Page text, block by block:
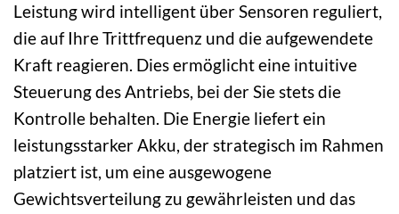
Leistung wird intelligent über Sensoren reguliert,
die auf Ihre Trittfrequenz und die aufgewendete
Kraft reagieren. Dies ermöglicht eine intuitive
Steuerung des Antriebs, bei der Sie stets die
Kontrolle behalten. Die Energie liefert ein
leistungsstarker Akku, der strategisch im Rahmen
platziert ist, um eine ausgewogene
Gewichtsverteilung zu gewährleisten und das